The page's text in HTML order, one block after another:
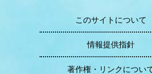
このサイトについて
情報提供指針
著作権・リンクについ